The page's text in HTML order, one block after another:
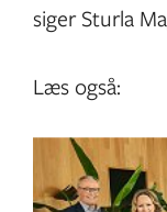
siger Sturla
Læs også: